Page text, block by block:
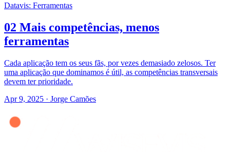
Datavis: Ferramentas
02 Mais competências, menos
ferramentas
Cada aplicação tem os seus fãs, por vezes demasiado zelosos. Ter
uma aplicação que dominamos é útil, as competências transversais
devem ter prioridade.
Apr 9, 2025 · Jorge Camões